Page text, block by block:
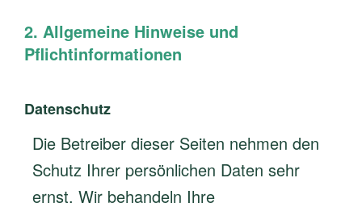
2. Allgemeine Hinweise und
Pflichtinformationen
Datenschutz
Die Betreiber dieser Seiten nehmen den
Schutz Ihrer persönlichen Daten sehr
ernst. Wir behandeln Ihre